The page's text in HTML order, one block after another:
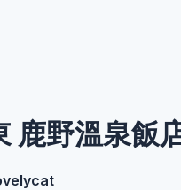
鹿野溫泉飯